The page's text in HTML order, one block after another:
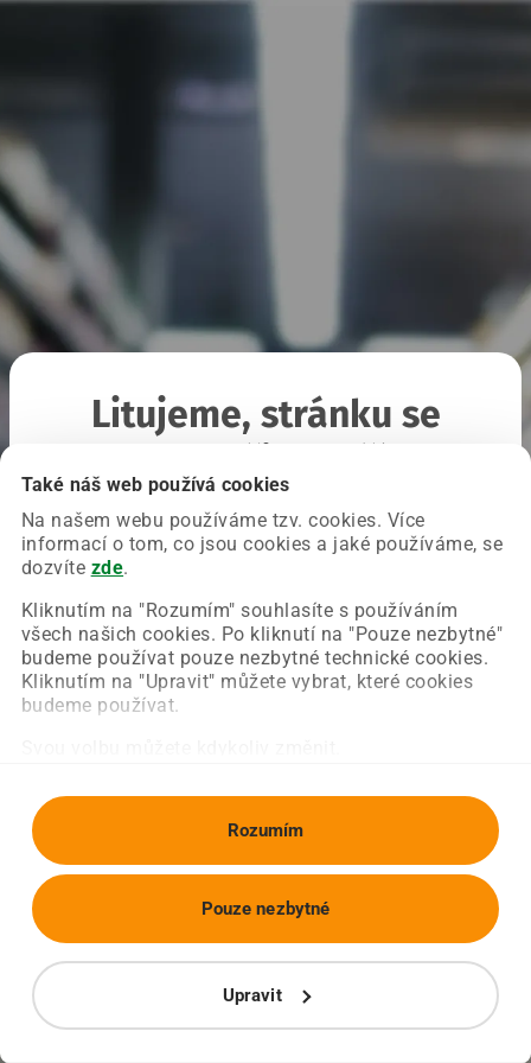
Také náš web používá cookies
Na našem webu používáme tzv. cookies. Více
informací o tom, co jsou cookies a jaké používáme, se
dozvíte zde.
Kliknutím na "Rozumím" souhlasíte s používáním
všech našich cookies. Po kliknutí na "Pouze nezbytné"
budeme používat pouze nezbytné technické cookies.
Kliknutím na "Upravit" můžete vybrat, které cookies
budeme používat.
Rozumím
Upravit
Pouze nezbytné
Litujeme, stránku se
Chyba nastala na naší straně a už ji opravujeme.
Zkuste prosím znovu načíst požadovanou stránku.
Obnovit stránku Úvodní strana